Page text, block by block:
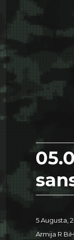
Posted
5 Augusta,
Categories
Armija R BiH